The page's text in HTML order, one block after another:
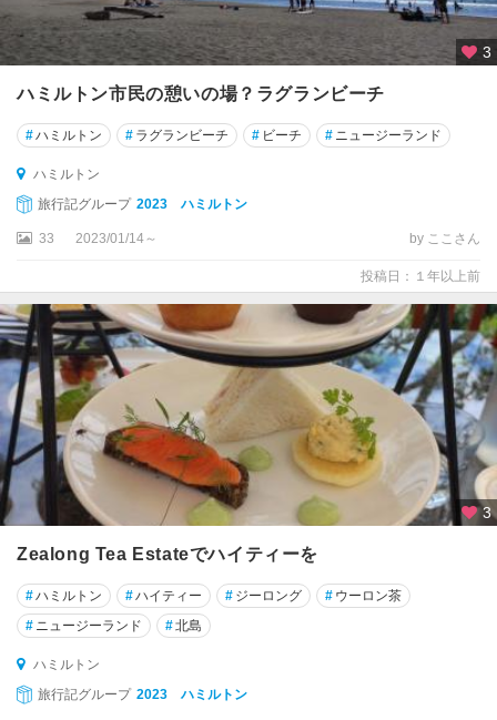
イ
ス
ト
ー
★
ィ
ル
ド
ラ
ン
ド
国
立
公
園
周
辺
ロ
ト
ル
ア
3
ハミルトン市民の憩いの場？ラグランビーチ
#ハミルトン # ラグランビーチ # ビーチ # ニュージーランド
ハミルトン
旅行記グループ 2023 ハミルトン
33 2023/01/14～ by ここさん
投稿日：１年以上前
3
Zealong Tea Estateでハイティーを
#ハミルトン #ハイティー # ジーロング # ウーロン茶
# ニュージーランド #北島
ハミルトン
旅行記グループ 2023 ハミルトン